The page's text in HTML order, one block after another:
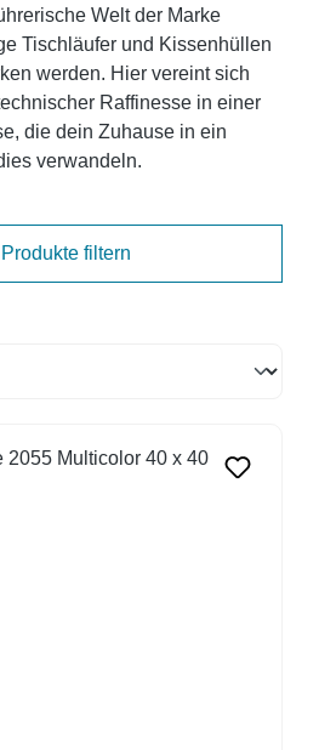
Welt der Marke
Tischläufer und Kissenhüllen
werden. Hier vereint sich
Raffinesse in einer
die dein Zuhause in ein
verwandeln.
Produkte filtern